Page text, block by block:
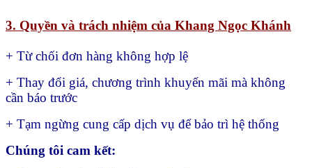
3. Quyền và trách nhiệm của Khang Ngọc Khánh
+ Từ chối đơn hàng không hợp lệ
+ Thay đổi giá, chương trình khuyến mãi mà không
cần báo trước
+ Tạm ngừng cung cấp dịch vụ để bảo trì hệ thống
Chúng tôi cam kết: